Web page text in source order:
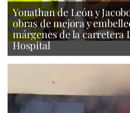
Yonathan de León y
obras de mejora y
márgenes de la carretera
Hospital